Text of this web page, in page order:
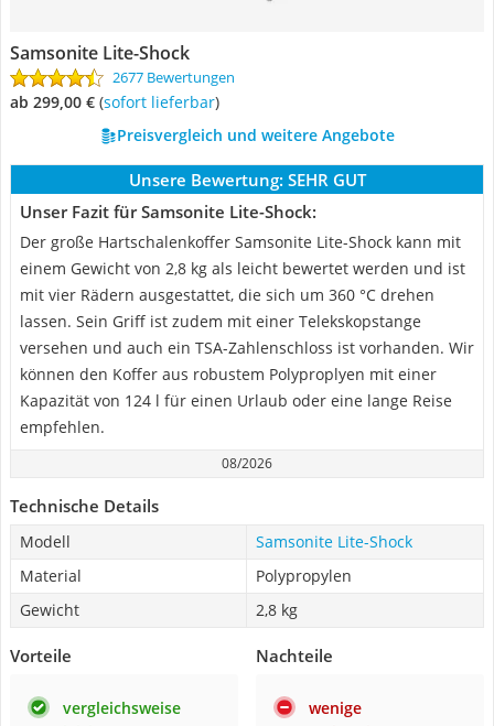
Samsonite Lite-Shock
2677 Bewertungen
ab 299,00 € ( Sofort lieferbar)
Preisvergleich und weitere Angebote
Unsere Bewertung: SEHR GUT
Unser Fazit für Samsonite Lite-Shock:
Der große Hartschalenkoffer Samsonite Lite-Shock kann mit
einem Gewicht von 2,8 kg als leicht bewertet werden und ist
mit vier Rädern ausgestattet, die sich um 360 °C drehen
lassen. Sein Griff ist zudem mit einer Telekskopstange
versehen und auch ein TSA-Zahlenschloss ist vorhanden. Wir
können den Koffer aus robustem Polyproplyen mit einer
Kapazität von 124 l für einen Urlaub oder eine lange Reise
empfehlen.
08/2026
Technische Details
Modell
Samsonite Lite-Shock
Material
Polypropylen
Gewicht
2,8 kg
Vorteile
vergleichsweise
Nachteile
wenige